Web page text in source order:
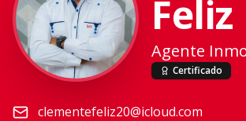
Feliz
Agente
Certificado
clementefeliz20@icloud.com